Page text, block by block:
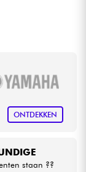
ONTDEKKEN
staan ??